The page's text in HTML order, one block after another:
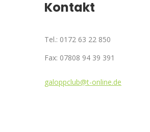
Kontakt
Tel.: 0172 63 22 850
Fax: 07808 94 39 391
galoppclub@t-online.de